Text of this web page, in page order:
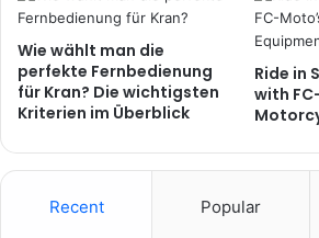
Wie wählt man die
perfekte Fernbedienung
für Kran? Die wichtigsten
Kriterien im Überblick
Ride in
with
Recent Popular